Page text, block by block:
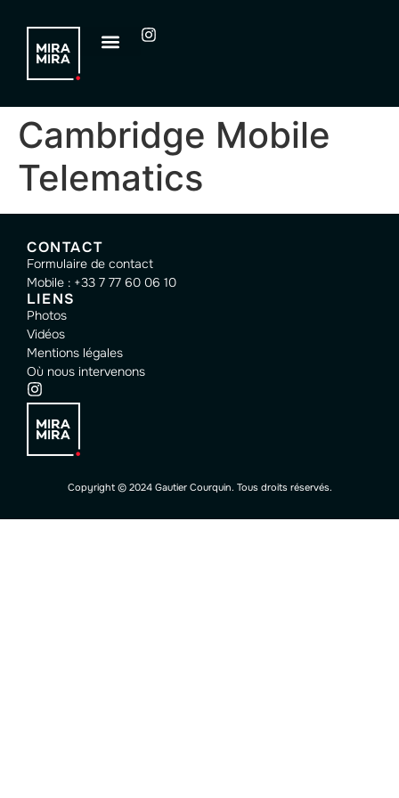
Cambridge Mobile
Telematics
CONTACT
Formulaire de contact
Mobile : +33 7 77 60 06 10
LIENS
Photos
Vidéos
Mentions légales
Où nous intervenons
Copyright © 2024 Gautier Courquin. Tous droits réservés.